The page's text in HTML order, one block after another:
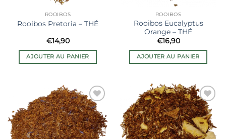
ROOIBOS
Rooibos Pretoria – THÉ
€14,90
AJOUTER AU PANIER
ROOIBOS
Rooibos Eucalyptus
Orange – THÉ
€16,90
AJOUTER AU PANIER
Ajouter
à la liste
de
souhaits
Ajouter
à la liste
de
souhaits